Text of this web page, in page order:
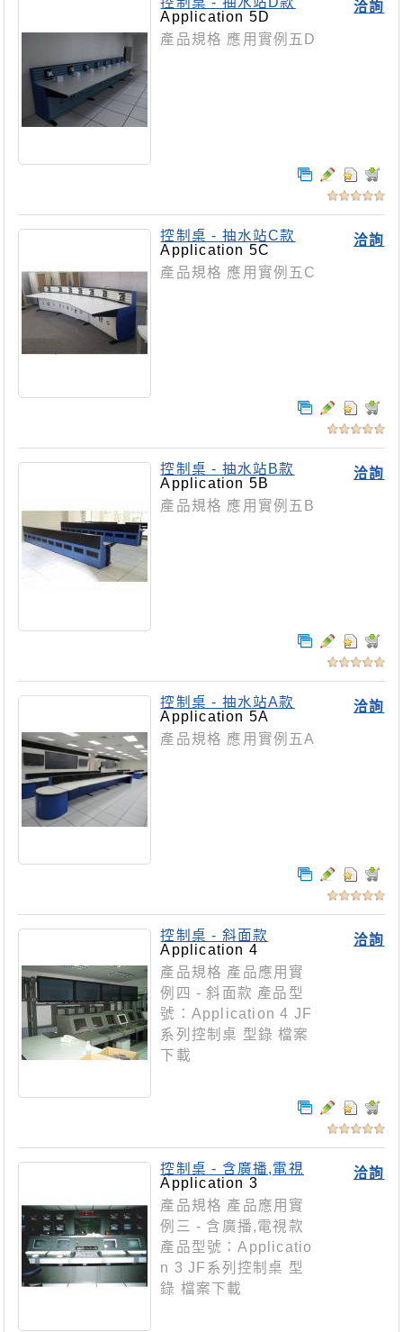
洽詢
Application 5D
產品規格 應用實例五D
洽詢
控制桌 - 抽水站C款
Application 5C
產品規格 應用實例五C
洽詢
控制桌 - 抽水站B款
Application 5B
產品規格 應用實例五B
洽詢
控制桌 - 抽水站A款
Application 5A
產品規格 應用實例五A
洽詢
控制桌 - 斜面款
Application 4
產品規格 產品應用實
例四 - 斜面款 產品型
號：Application 4 JF
系列控制桌 型錄 檔案
下載
洽詢
控制桌 - 含廣播,電視
款
Application 3
產品規格 產品應用實
例三 - 含廣播,電視款
產品型號：Applicatio
n 3 JF系列控制桌 型
錄 檔案下載